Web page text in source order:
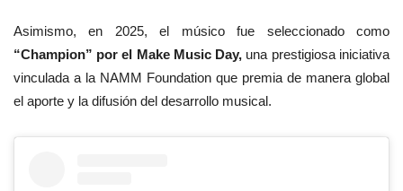
Asimismo, en 2025, el músico fue seleccionado como
“Champion” por el Make Music Day, una prestigiosa iniciativa
vinculada a la NAMM Foundation que premia de manera global
el aporte y la difusión del desarrollo musical.